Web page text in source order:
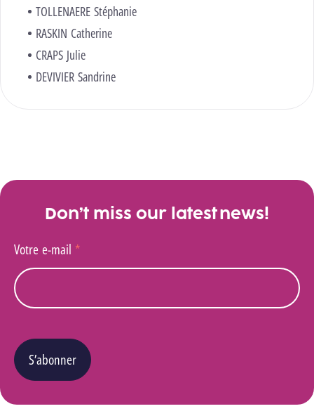
TOLLENAERE Stéphanie
RASKIN Catherine
CRAPS Julie
DEVIVIER Sandrine
Don’t miss our latest news!
Votre e-mail *
S’abonner